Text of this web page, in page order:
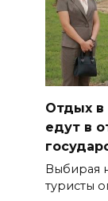
Отдых в
едут в
Выбирая
туристы